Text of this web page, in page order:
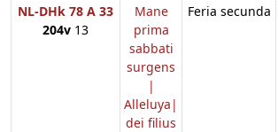
NL-DHk 78 A 33
204v 13
Mane
prima
sabbati
surgens
|
Alleluya|
dei filius
Feria secunda